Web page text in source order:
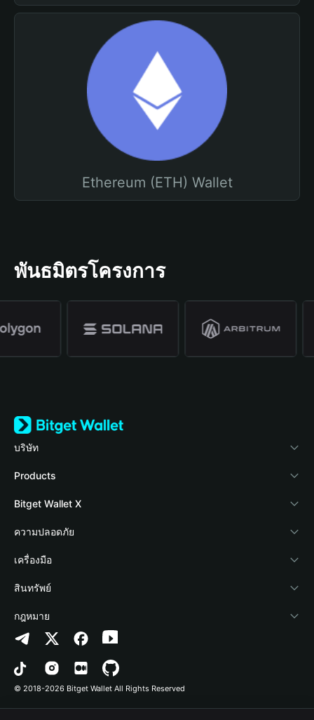
Ethereum (ETH) Wallet
พันธมิตรโครงการ
บริษัท
เกี่ยวกับ Bitget Wallet
Blog
Academy
ข่าวสารด้านคริปโต
ศูนย์ช่วยเหลือ
ติดต่อเรา
ทรัพยากรข้อมูลของแบรนด์
อาชีพ
Products
Crypto Card
Stablecoin Earn
Payfi Crypto
Crypto Swap API
Altcoin Season Index
Prediction Markets
DApp
Bitget Wallet X
นักพัฒนา
เชื่อมต่อ Wallet
Bitget Wallet Pay
ลิสต์โปรเจกต์
ความปลอดภัย
Protection Fund
เทคโนโลยีความปลอดภัย
เครื่องมือ
ซื้อคริปโต
การตรวจจับการอนุญาต
การตรวจจับสัญญา
การโอนเป็นชุด
สินทรัพย์
Arbitrum
Avalanche
Bitcoin
กฎหมาย
นโยบายความเป็นส่วนตัว
ข้อตกลงในการใช้บริการ
© 2018-2026 Bitget Wallet All Rights Reserved